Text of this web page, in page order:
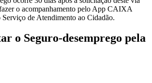
o acompanhamento pelo App CAIXA
de Atendimento ao Cidadão.
o Seguro-desemprego pela